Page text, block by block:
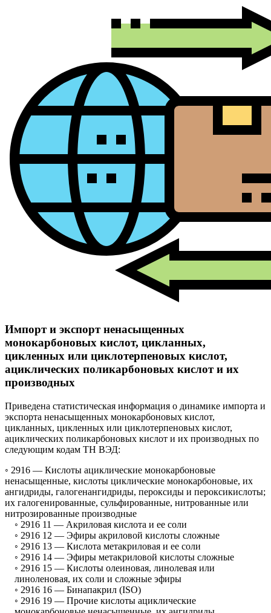
Импорт и экспорт ненасыщенных
монокарбоновых кислот, цикланных,
цикленных или циклотерпеновых кислот,
ациклических поликарбоновых кислот и их
производных
Приведена статистическая информация о динамике импорта и
экспорта ненасыщенных монокарбоновых кислот,
цикланных, цикленных или циклотерпеновых кислот,
ациклических поликарбоновых кислот и их производных по
следующим кодам ТН ВЭД:
◦ 2916 — Кислоты ациклические монокарбоновые
ненасыщенные, кислоты циклические монокарбоновые, их
ангидриды, галогенангидриды, пероксиды и пероксикислоты;
их галогенированные, сульфированные, нитрованные или
нитрозированные производные
◦ 2916 11 — Акриловая кислота и ее соли
◦ 2916 12 — Эфиры акриловой кислоты сложные
◦ 2916 13 — Кислота метакриловая и ее соли
◦ 2916 14 — Эфиры метакриловой кислоты сложные
◦ 2916 15 — Кислоты олеиновая, линолевая или
линоленовая, их соли и сложные эфиры
◦ 2916 16 — Бинапакрил (ISO)
◦ 2916 19 — Прочие кислоты ациклические